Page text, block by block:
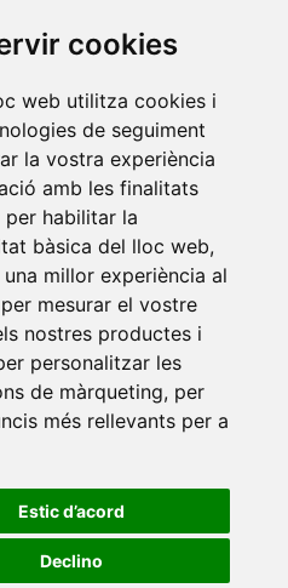
cookies
web utilitza cookies i
de seguiment
la vostra experiència
amb les finalitats
per habilitar la
bàsica del lloc web,
millor experiència al
per mesurar el vostre
nostres productes i
personalitzar les
de màrqueting, per
més rellevants per a
Estic d’acord
Declino
• Universitat d'Alacant
Universitat Autònoma de
de Barcelona•
Universitat
Universitat de Girona
•
Balears
Universitat
Universitat Jaume I
Universitat Miguel Hernández
de Catalunya•
Universitat Politècnica de
Politècnica de València
de Catalunya